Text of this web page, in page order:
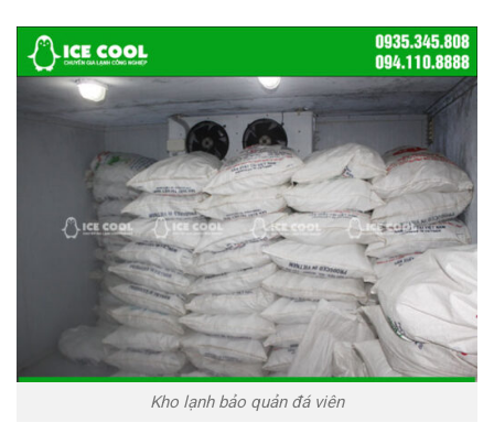
Kho lạnh bảo quản đá viên